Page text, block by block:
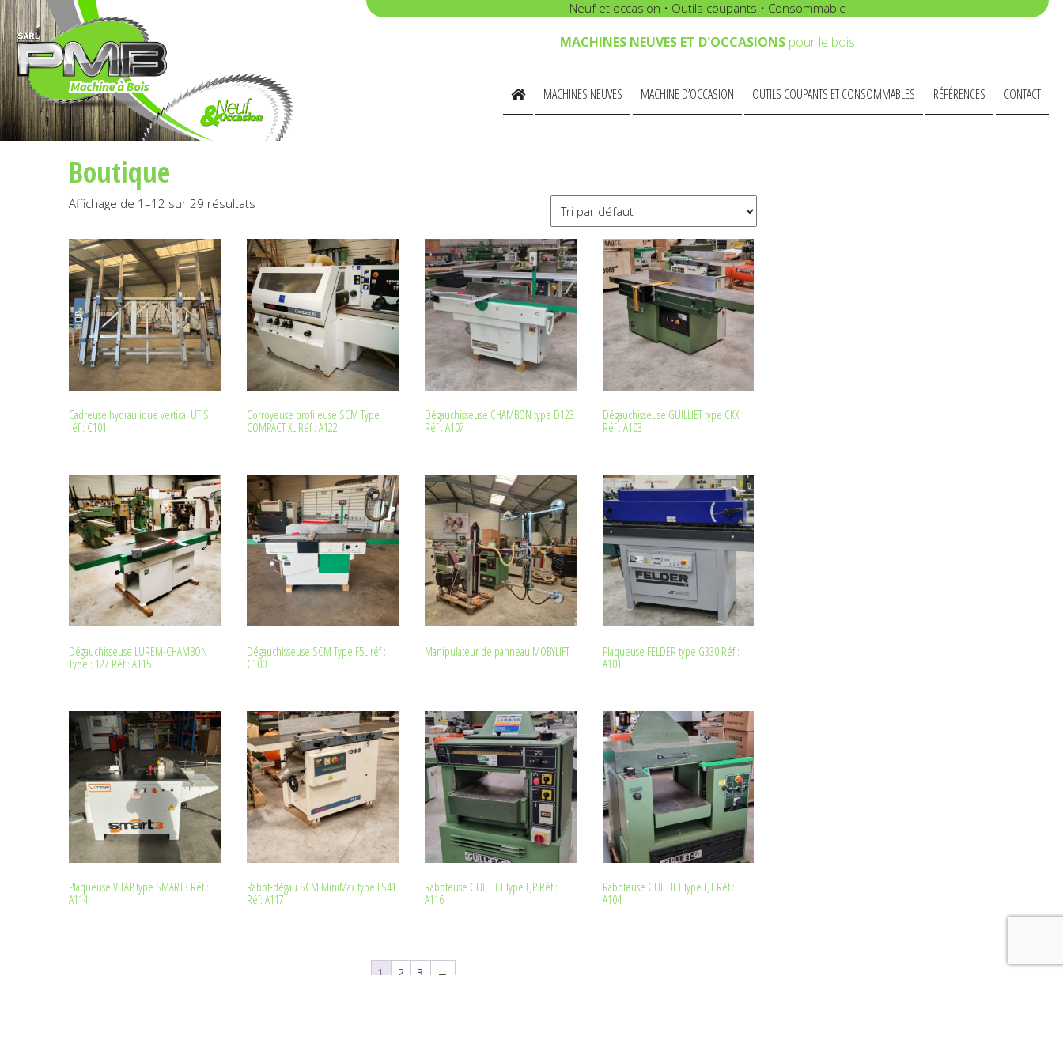
Neuf et occasion • Outils coupants • Consommable
MACHINES NEUVES ET D'OCCASIONS pour le bois
MACHINES NEUVES MACHINE D’OCCASION OUTILS COUPANTS ET CONSOMMABLES RÉFÉRENCES CONTACT
Boutique
Affichage de 1–12 sur 29 résultats
Cadreuse hydraulique vertical UTIS
réf : C101
Corroyeuse profileuse SCM Type
COMPACT XL Réf : A122
Dégauchisseuse CHAMBON type D123
Réf : A107
Dégauchisseuse GUILLIET type CKX
Réf : A103
Dégauchisseuse LUREM-CHAMBON
Type : 127 Réf : A115
Dégauchisseuse SCM Type F5L réf :
C100
Manipulateur de panneau MOBYLIFT
Plaqueuse FELDER type G330 Réf :
A101
Plaqueuse VITAP type SMART3 Réf :
A114
Rabot-dégau SCM MiniMax type FS41
Réf: A117
Raboteuse GUILLIET type LJP Réf :
A116
Raboteuse GUILLIET type LJT Réf :
A104
1 2 3 →